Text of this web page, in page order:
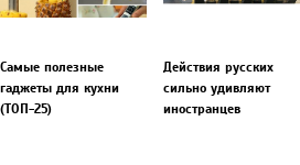
Самые полезные
гаджеты для кухни
(ТОП-25)
Действия русских
сильно удивляют
иностранцев